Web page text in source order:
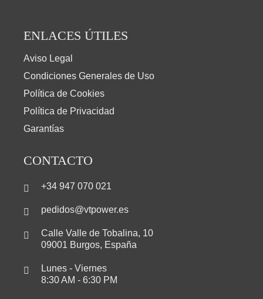
ENLACES ÚTILES
Aviso Legal
Condiciones Generales de Uso
Política de Cookies
Política de Privacidad
Garantías
CONTACTO
+34 947 070 021
pedidos@vtpower.es
Calle Valle de Tobalina, 10
09001 Burgos, España
Lunes - Viernes
8:30 AM - 6:30 PM